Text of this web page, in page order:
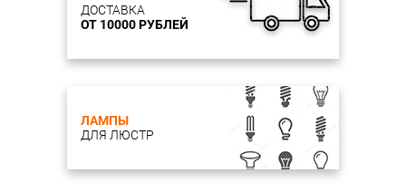
Световой поток, Lm: 450
ДОСТАВКА
ОТ 10000 РУБЛЕЙ
ЛАМПЫ
ДЛЯ ЛЮСТР